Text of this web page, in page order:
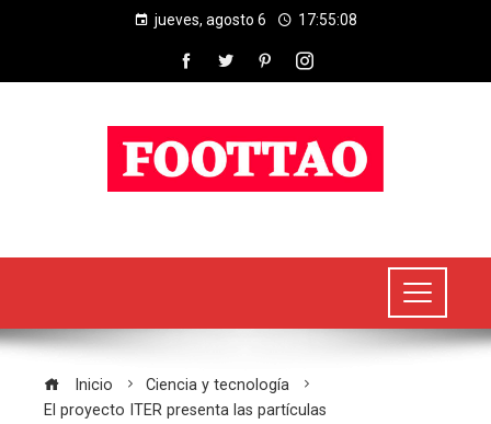
jueves, agosto 6 17:55:09
Inicio
Ciencia y tecnología
El proyecto ITER presenta las partículas